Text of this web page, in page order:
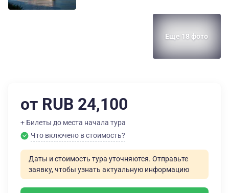
Еще 18 фото
от RUB 24,100
+ Билеты до места начала тура
Что включено в стоимость?
Даты и стоимость тура уточняются. Отправьте
заявку, чтобы узнать актуальную информацию